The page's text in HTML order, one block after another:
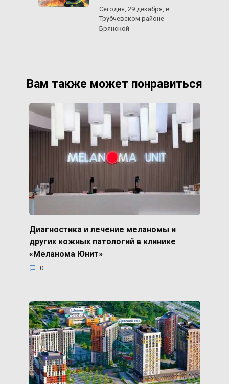
Сегодня, 29 декабря, в
Трубчевском районе
Брянской
Вам также может понравиться
Диагностика и лечение меланомы и
других кожных патологий в клинике
«Меланома Юнит»
0